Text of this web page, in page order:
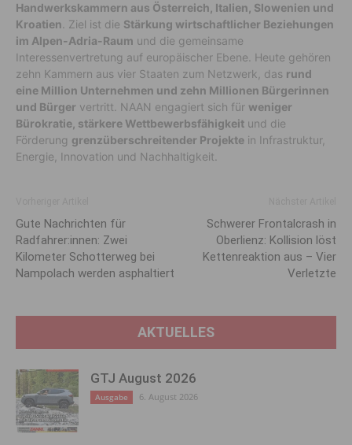
Handwerkskammern aus Österreich, Italien, Slowenien und
Kroatien . Ziel ist die Stärkung wirtschaftlicher Beziehungen
im Alpen-Adria-Raum und die gemeinsame
Interessenvertretung auf europäischer Ebene. Heute gehören
zehn Kammern aus vier Staaten zum Netzwerk, das rund
eine Million Unternehmen und zehn Millionen Bürgerinnen
und Bürger vertritt. NAAN engagiert sich für weniger
Bürokratie, stärkere Wettbewerbsfähigkeit und die
Förderung grenzüberschreitender Projekte in Infrastruktur,
Energie, Innovation und Nachhaltigkeit.
Gute Nachrichten für
Radfahrer:innen: Zwei
Kilometer Schotterweg bei
Nampolach werden asphaltiert
Schwerer Frontalcrash in
Oberlienz: Kollision löst
Kettenreaktion aus – Vier
Verletzte
AKTUELLES
GTJ August 2026
Ausgabe 6. August 2026